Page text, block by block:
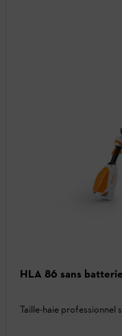
HLA 86 sans
Taille-haie professionnel